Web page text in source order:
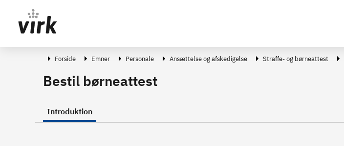
Forside Emner Personale Ansættelse og afskedigelse Straffe- og børneattest
Bestil børneattest
Introduktion